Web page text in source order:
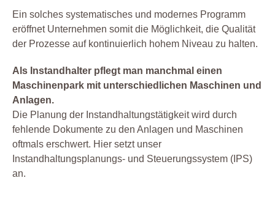
Ein solches systematisches und modernes Programm
eröffnet Unternehmen somit die Möglichkeit, die Qualität
der Prozesse auf kontinuierlich hohem Niveau zu halten.
Als Instandhalter pflegt man manchmal einen
Maschinenpark mit unterschiedlichen Maschinen und
Anlagen.
Die Planung der Instandhaltungstätigkeit wird durch
fehlende Dokumente zu den Anlagen und Maschinen
oftmals erschwert. Hier setzt unser
Instandhaltungsplanungs- und Steuerungssystem (IPS)
an.